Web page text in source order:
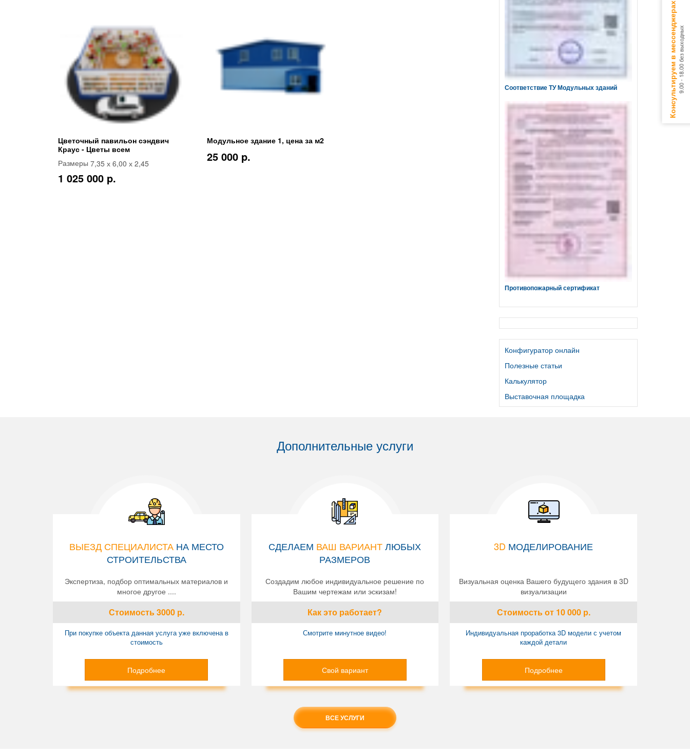
Консультируем в мессенджерах9.00 - 18.00 без выходных
Цветочный павильон сэндвич
Краус - Цветы всем
Размеры 7,35 х 6,00 х 2,45
1 025 000 p.
Модульное здание 1, цена за м2
25 000 p.
Соответствие ТУ Модульных зданий
Противопожарный сертификат
Конфигуратор онлайн
Полезные статьи
Калькулятор
Выставочная площадка
Дополнительные услуги
СДЕЛАЕМ ВАШ ВАРИАНТЛЮБЫХ
РАЗМЕРОВ
Создадим любое индивидуальное решение по
Вашим чертежам или эскизам!
Как это работает?
Смотрите минутное видео!
Свой вариант
ВЫЕЗД СПЕЦИАЛИСТАНА МЕСТО
СТРОИТЕЛЬСТВА
Экспертиза, подбор оптимальных материалов и
многое другое ....
Стоимость3000р.
При покупке объекта данная услуга уже включена в
стоимость
Подробнее
3D МОДЕЛИРОВАНИЕ
Визуальная оценка Вашего будущего здания в 3D
визуализации
Стоимостьот 10 000р.
Индивидуальная проработка 3D модели с учетом
каждой детали
Подробнее
ВСЕ УСЛУГИ